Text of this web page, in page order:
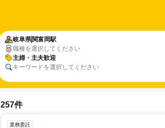
岐阜県関富岡駅
職種を選択してください
主婦・主夫歓迎
キーワードを選択してください
257件
業務委託